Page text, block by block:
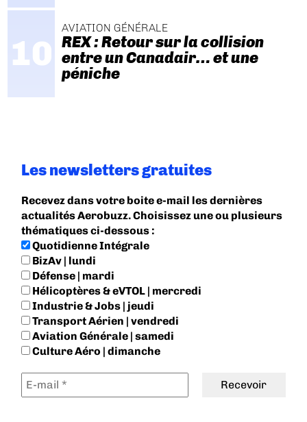
AVIATION GÉNÉRALE
REX : Retour sur la collision
entre un Canadair… et une
péniche
Les newsletters gratuites
Recevez dans votre boite e-mail les dernières
actualités Aerobuzz. Choisissez une ou plusieurs
thématiques ci-dessous :
Quotidienne Intégrale
BizAv | lundi
Défense | mardi
Hélicoptères & eVTOL | mercredi
Industrie & Jobs | jeudi
Transport Aérien | vendredi
Aviation Générale | samedi
Culture Aéro | dimanche